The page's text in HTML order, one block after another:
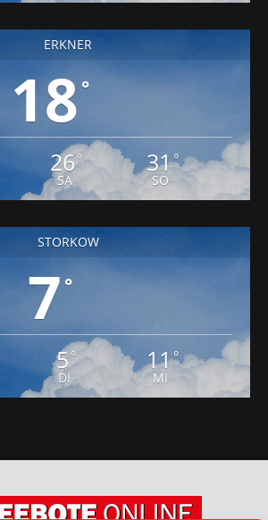
ERKNER
18 °
26°
SA
31°
SO
STORKOW
7°
5°
DI
11°
MI